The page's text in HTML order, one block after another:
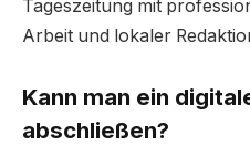
Tageszeitung mit
Arbeit und lokaler
Kann man ein
abschließen?